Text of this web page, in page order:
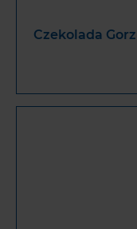
Czekolada